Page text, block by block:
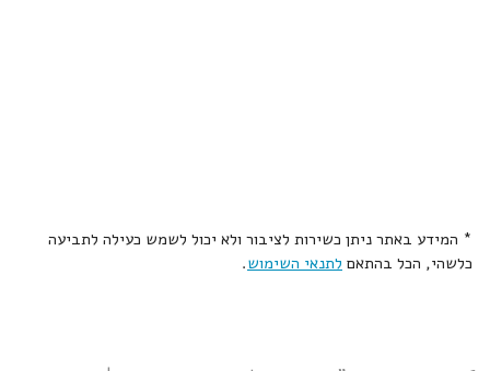
* המידע באתר ניתן כשירות לציבור ולא יכול לשמש כעילה לתביעה
כלשהי, הכל בהתאם לתנאי השימוש.